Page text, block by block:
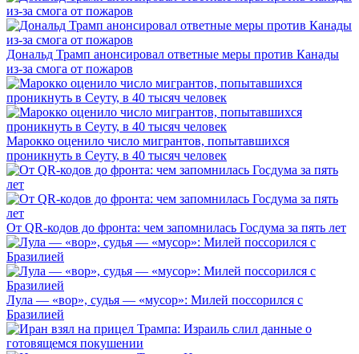
Дональд Трамп анонсировал ответные меры против Канады
из-за смога от пожаров
Марокко оценило число мигрантов, попытавшихся
проникнуть в Сеуту, в 40 тысяч человек
От QR-кодов до фронта: чем запомнилась Госдума за пять лет
Лула — «вор», судья — «мусор»: Милей поссорился с
Бразилией